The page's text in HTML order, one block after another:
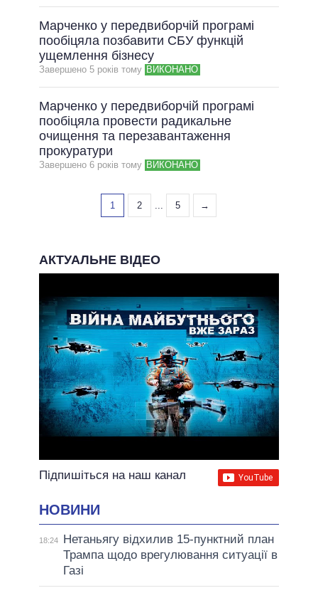
Марченко у передвиборчій програмі
пообіцяла позбавити СБУ функцій
ущемлення бізнесу
Завершено 5 рокiв тому ВИКОНАНО
Марченко у передвиборчій програмі
пообіцяла провести радикальне
очищення та перезавантаження
прокуратури
Завершено 6 рокiв тому ВИКОНАНО
1 2 ... 5 →
АКТУАЛЬНЕ ВІДЕО
Підпишіться на наш канал
НОВИНИ
18:24
Нетаньягу відхилив 15-пунктний план
Трампа щодо врегулювання ситуації в
Газі